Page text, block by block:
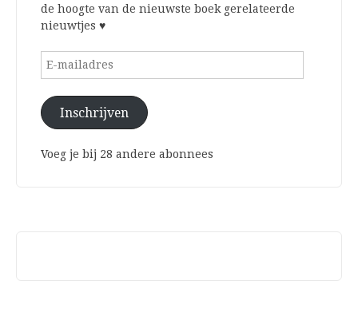
de hoogte van de nieuwste boek gerelateerde
nieuwtjes ♥
E-
Inschrijven
Voeg je bij 28 andere abonnees